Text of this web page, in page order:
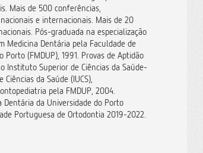
Mais de 500 conferências,
e internacionais. Mais de 20
Pós-graduada na especialização
Medicina Dentária pela Faculdade de
(FMDUP), 1991. Provas de Aptidão
Instituto Superior de Ciências da Saúde-
da Saúde (IUCS),
pela FMDUP, 2004.
Dentária da Universidade do Porto
Portuguesa de Ortodontia 2019-2022.